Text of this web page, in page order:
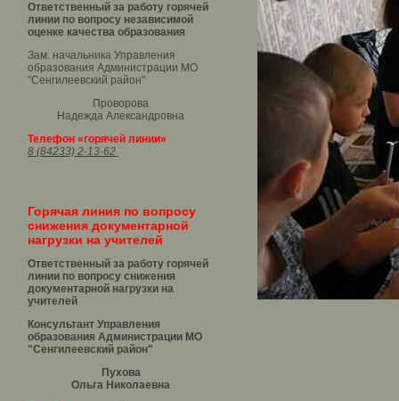
Ответственный за работу горячей
линии по вопросу независимой
оценке качества образования
Зам. начальника Управления
образования Администрации МО
"Сенгилеевский район"
Проворова
Надежда Александровна
Телефон «горячей линии»
8 (84233) 2-13-62
Горячая линия по вопросу
снижения документарной
нагрузки на учителей
Ответственный за работу горячей
линии по вопросу снижения
документарной нагрузки на
учителей
Консультант Управления
образования Администрации МО
"Сенгилеевский район"
Пухова
Ольга Николаевна